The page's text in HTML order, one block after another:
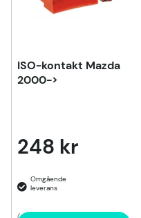
ISO-kontakt Mazda
2000->
248 kr